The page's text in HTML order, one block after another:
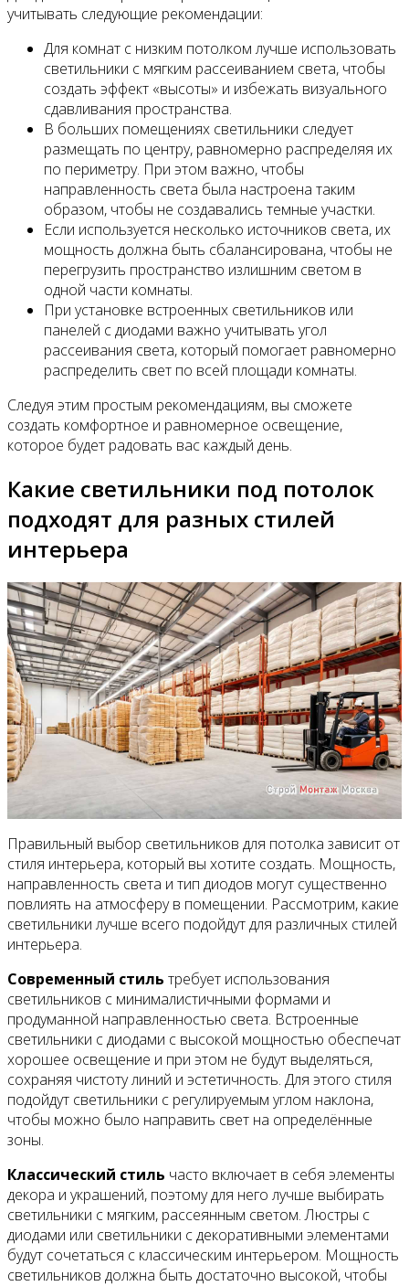
учитывать следующие рекомендации:
Для комнат с низким потолком лучше использовать
светильники с мягким рассеиванием света, чтобы
создать эффект «высоты» и избежать визуального
сдавливания пространства.
В больших помещениях светильники следует
размещать по центру, равномерно распределяя их
по периметру. При этом важно, чтобы
направленность света была настроена таким
образом, чтобы не создавались темные участки.
Если используется несколько источников света, их
мощность должна быть сбалансирована, чтобы не
перегрузить пространство излишним светом в
одной части комнаты.
При установке встроенных светильников или
панелей с диодами важно учитывать угол
рассеивания света, который помогает равномерно
распределить свет по всей площади комнаты.
Следуя этим простым рекомендациям, вы сможете
создать комфортное и равномерное освещение,
которое будет радовать вас каждый день.
Какие светильники под потолок
подходят для разных стилей
интерьера
Правильный выбор светильников для потолка зависит от
стиля интерьера, который вы хотите создать. Мощность,
направленность света и тип диодов могут существенно
повлиять на атмосферу в помещении. Рассмотрим, какие
светильники лучше всего подойдут для различных стилей
интерьера.
Современный стиль требует использования
светильников с минималистичными формами и
продуманной направленностью света. Встроенные
светильники с диодами с высокой мощностью обеспечат
хорошее освещение и при этом не будут выделяться,
сохраняя чистоту линий и эстетичность. Для этого стиля
подойдут светильники с регулируемым углом наклона,
чтобы можно было направить свет на определённые
зоны.
Классический стиль часто включает в себя элементы
декора и украшений, поэтому для него лучше выбирать
светильники с мягким, рассеянным светом. Люстры с
диодами или светильники с декоративными элементами
будут сочетаться с классическим интерьером. Мощность
светильников должна быть достаточно высокой, чтобы